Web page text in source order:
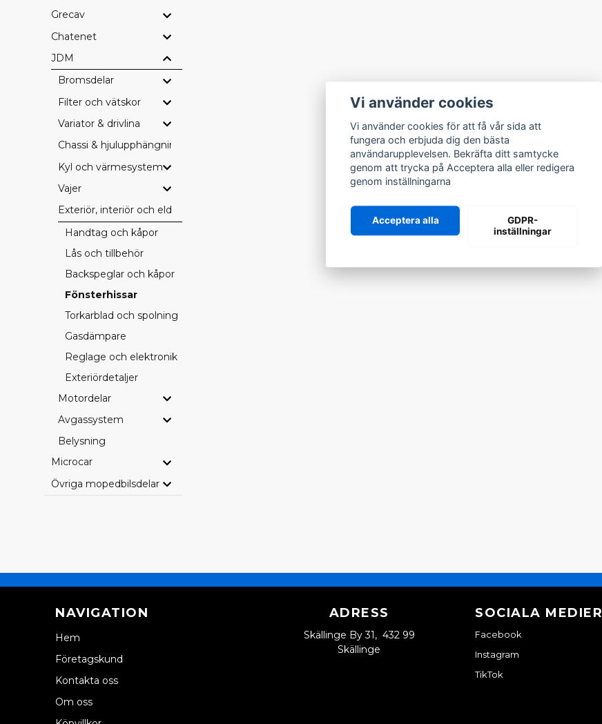
Grecav
Chatenet
JDM
Bromsdelar
Filter och vätskor
Variator & drivlina
Chassi & hjulupphängning
Kyl och värmesystem
Vajer
Exteriör, interiör och eldetaljer
Handtag och kåpor
Lås och tillbehör
Backspeglar och kåpor
Fönsterhissar
Torkarblad och spolning
Gasdämpare
Reglage och elektronik
Exteriördetaljer
Motordelar
Avgassystem
Belysning
Microcar
Övriga mopedbilsdelar
NAVIGATION
Hem
Företagskund
Kontakta oss
Om oss
ADRESS
Skällinge By 31, 432 99
Skällinge
SOCIALA MEDIER
Facebook
Instagram
TikTok
Vi använder cookies
Vi använder cookies för att få vår sida att
fungera och erbjuda dig den bästa
användarupplevelsen. Bekräfta ditt samtycke
genom att trycka på Acceptera alla eller redigera
genom inställningarna
Acceptera alla
GDPR-
inställningar